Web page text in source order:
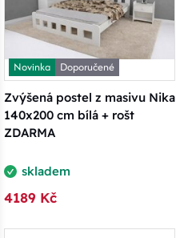
Novinka
Doporučené
Zvýšená postel z masivu Nika
140x200 cm bílá + rošt
ZDARMA
skladem
4189 Kč